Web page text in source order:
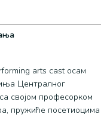
arts cast осам
Централног
својом професорком
пружиће посетиоцима